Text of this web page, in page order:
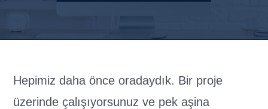
Hepimiz daha önce oradaydık. Bir proje
üzerinde çalışıyorsunuz ve pek aşina